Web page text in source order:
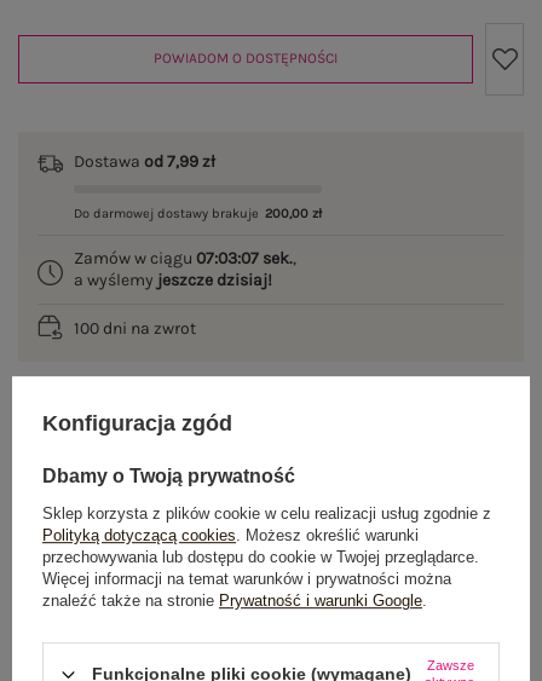
POWIADOM O DOSTĘPNOŚCI
Dostawa od 7,99 zł
Do darmowej dostawy brakuje 200,00 zł
Zamów w ciągu 07:03:07 sek.,
a wyślemy jeszcze dzisiaj!
100 dni na zwrot
OPIS PRODUKTU
OPINIE O PRODUKCIE (0)
WYSYŁKA I DOSTAWA
ZWROTY I REKLAMACJE
Konfiguracja zgód
Dbamy o Twoją prywatność
Sklep korzysta z plików cookie w celu realizacji usług zgodnie z
Polityką dotyczącą cookies. Możesz określić warunki
przechowywania lub dostępu do cookie w Twojej przeglądarce.
Więcej informacji na temat warunków i prywatności można
znaleźć także na stronie Prywatność i warunki Google.
Funkcjonalne pliki cookie (wymagane)
Zawsze